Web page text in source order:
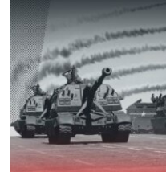
СПЕЦПРОЕКТИ
ДЕПОРТАЦІЯ
ВІДЕОУРОКИ «ELIFBE»
СВІДЧЕННЯ ОКУПАЦІЇ
УКРАЇНСЬКА ПРОБЛЕМА
ІНФОГРАФІКА
ЯК ОБІЙТИ
Русский
Qırımtatar
ДОЛУЧАЙСЯ!